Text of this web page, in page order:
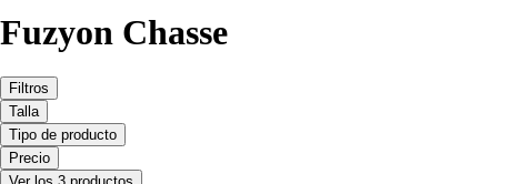
Fuzyon Chasse
Filtros
Talla
Tipo de producto
Precio